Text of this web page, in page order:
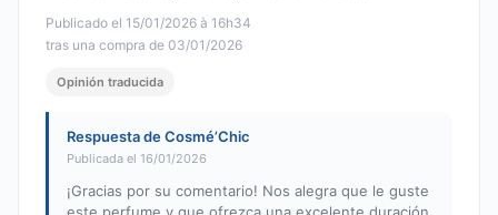
Publicado el 15/01/2026 à 16h34
tras una compra de 03/01/2026
Opinión traducida
Respuesta de Cosmé’Chic
Publicada el 16/01/2026
¡Gracias por su comentario! Nos alegra que le guste